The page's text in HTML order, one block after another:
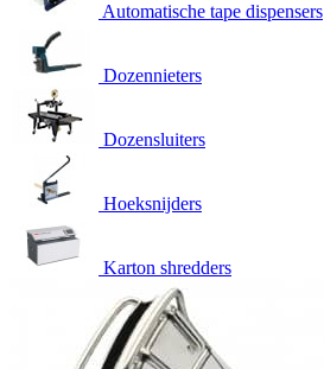
Automatische tape dispensers
Dozennieters
Dozensluiters
Hoeksnijders
Karton shredders